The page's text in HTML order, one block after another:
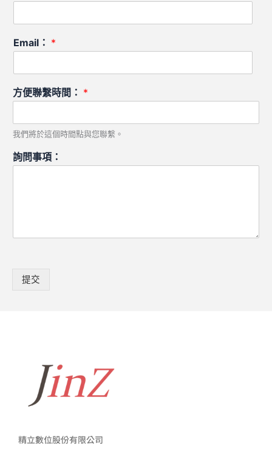
Email： *
方便聯繫時間： *
我們將於這個時間點與您聯繫。
詢問事項：
提交
精立數位股份有限公司